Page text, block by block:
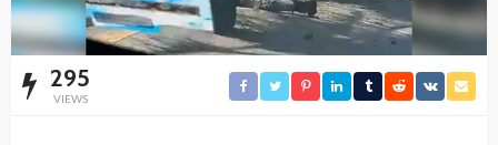
295
VIEWS